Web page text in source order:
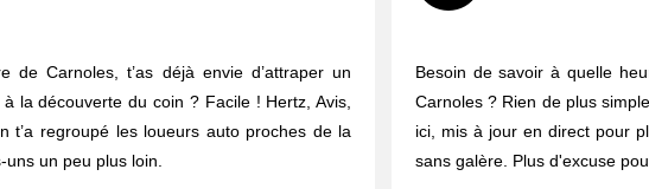
de Carnoles, t’as déjà envie d’attraper un
la découverte du coin ? Facile ! Hertz, Avis,
t’a regroupé les loueurs auto proches de la
un peu plus loin.
Besoin de savoir à quelle
Carnoles ? Rien de plus
ici, mis à jour en direct pour
sans galère. Plus d'excuse